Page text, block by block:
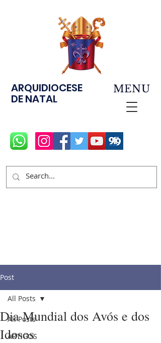
ARQUIDIOCESE
DE NATAL
MENU
Post
All Posts
ARTIGOS
All Posts
Dia Mundial dos Avós e dos
Idosos